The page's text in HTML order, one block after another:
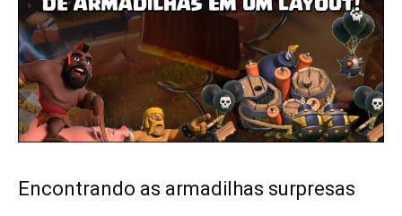
Encontrando as armadilhas surpresas